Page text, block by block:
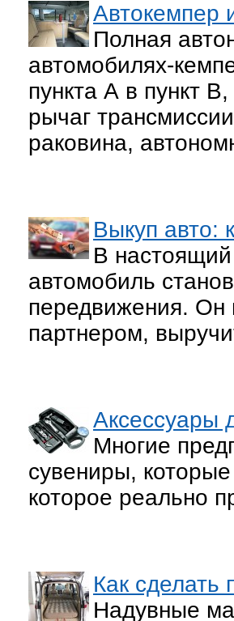
Автокемпер
Полная
автомобилях-
пункта А в пункт
рычаг
раковина,
Выкуп авто:
В
автомобиль
передвижения. Он
партнером,
Аксессуары
Многие
сувениры,
которое реально
Как
Надувные